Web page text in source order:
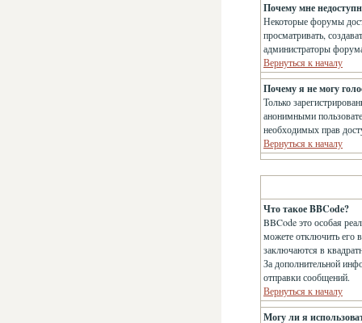
Почему мне
Некоторые форумы
просматривать,
администраторы
Вернуться к началу
Почему я не могу
Только
анонимными
необходимых прав
Вернуться к началу
Что такое BBCode?
BBCode это особая
можете отключить его
заключаются в
За дополнительной
отправки сообщений.
Вернуться к началу
Могу ли я